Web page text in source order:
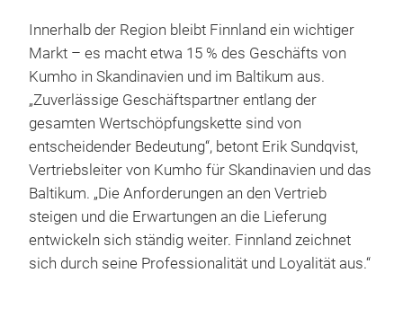
Innerhalb der Region bleibt Finnland ein wichtiger
Markt – es macht etwa 15 % des Geschäfts von
Kumho in Skandinavien und im Baltikum aus.
„Zuverlässige Geschäftspartner entlang der
gesamten Wertschöpfungskette sind von
entscheidender Bedeutung“, betont Erik Sundqvist,
Vertriebsleiter von Kumho für Skandinavien und das
Baltikum. „Die Anforderungen an den Vertrieb
steigen und die Erwartungen an die Lieferung
entwickeln sich ständig weiter. Finnland zeichnet
sich durch seine Professionalität und Loyalität aus.“